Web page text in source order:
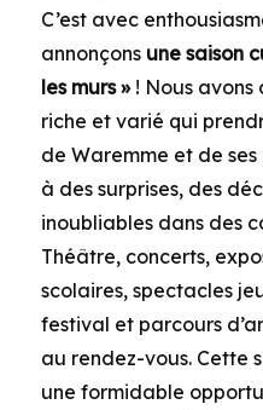
C’est avec
annonçons une saison
les murs »! Nous avons
riche et varié qui
de Waremme et de
à des surprises, des
inoubliables dans des
Théâtre, concerts,
scolaires, spectacles
festival et parcours
au rendez-vous. Cette
une formidable